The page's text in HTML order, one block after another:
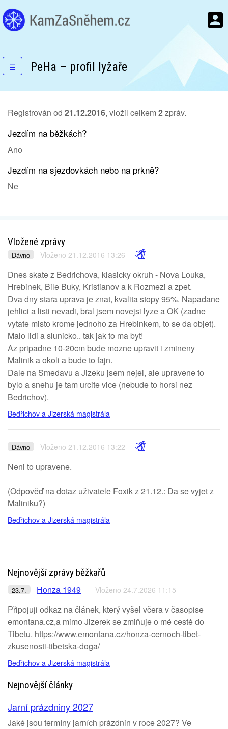
☰ PeHa – profil lyžaře
Registrován od 21.12.2016, vložil celkem2zpráv.
Jezdím na běžkách?
Ano
Jezdím na sjezdovkách nebo na prkně?
Ne
Vložené zprávy
Dávno Vloženo 21.12.2016 13:26
Dnes skate z Bedrichova, klasicky okruh - Nova Louka,
Hrebinek, Bile Buky, Kristianov a k Rozmezi a zpet.
Dva dny stara uprava je znat, kvalita stopy 95%. Napadane
jehlici a listi nevadi, bral jsem novejsi lyze a OK (zadne
vytate misto krome jednoho za Hrebinkem, to se da objet).
Malo lidi a slunicko.. tak jak to ma byt!
Az pripadne 10-20cm bude mozne upravit i zmineny
Malinik a okoli a bude to fajn.
Dale na Smedavu a Jizeku jsem nejel, ale upravene to
bylo a snehu je tam urcite vice (nebude to horsi nez
Bedrichov).
Bedřichov a Jizerská magistrála
Dávno Vloženo 21.12.2016 13:22
Neni to upravene.
(Odpověď na dotaz uživatele Foxik z 21.12.: Da se vyjet z
Maliniku?)
Bedřichov a Jizerská magistrála
Nejnovější zprávy běžkařů
23.7. Honza 1949 Vloženo 24.7.2026 11:15
Připojuji odkaz na článek, který vyšel včera v časopise
emontana.cz,a mimo Jizerek se zmiňuje o mé cestě do
Tibetu. https://www.emontana.cz/honza-cernoch-tibet-
zkusenosti-tibetska-doga/
Bedřichov a Jizerská magistrála
Nejnovější články
Jarní prázdniny 2027
Jaké jsou termíny jarních prázdnin v roce 2027? Ve